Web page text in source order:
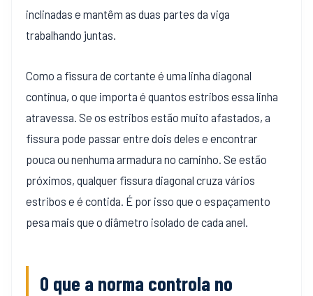
inclinadas e mantêm as duas partes da viga
trabalhando juntas.
Como a fissura de cortante é uma linha diagonal
contínua, o que importa é quantos estribos essa linha
atravessa. Se os estribos estão muito afastados, a
fissura pode passar entre dois deles e encontrar
pouca ou nenhuma armadura no caminho. Se estão
próximos, qualquer fissura diagonal cruza vários
estribos e é contida. É por isso que o espaçamento
pesa mais que o diâmetro isolado de cada anel.
O que a norma controla no